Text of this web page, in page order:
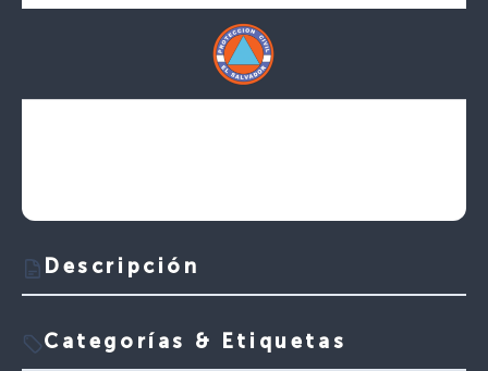
Descripción
Categorías & Etiquetas